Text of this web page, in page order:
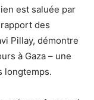
est saluée par
des
Pillay, démontre
à Gaza – une
longtemps.